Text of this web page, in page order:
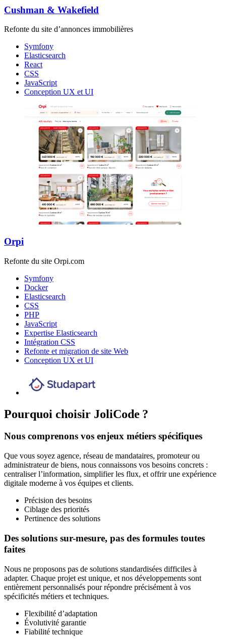
Cushman & Wakefield
Refonte du site d’annonces immobilières
Symfony
Elasticsearch
React
CSS
JavaScript
Conception UX et UI
Orpi
Refonte du site Orpi.com
Symfony
Docker
Elasticsearch
CSS
PHP
JavaScript
Expertise Elasticsearch
Intégration CSS
Refonte et migration de site Web
Conception UX et UI
Pourquoi choisir JoliCode ?
Nous comprenons vos enjeux métiers spécifiques
Que vous soyez agence, réseau de mandataires, promoteur ou
administrateur de biens, nous connaissons vos besoins concrets :
centraliser l’information, simplifier les flux, et offrir une expérience
digitale moderne à vos équipes et clients.
Précision des besoins
Ciblage des priorités
Pertinence des solutions
Des solutions sur-mesure, pas des formules toutes
faites
Nous ne proposons pas de solutions standardisées difficiles à
adapter. Chaque projet est unique, et nos développements sont
entièrement personnalisés pour répondre précisément à vos
spécificités métiers et techniques.
Flexibilité d’adaptation
Évolutivité garantie
Fiabilité technique